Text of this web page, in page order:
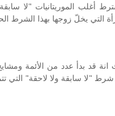
أغلب الموريتانيات "لا
التي يخلّ زوجها بهذا الشرط
انة قد بدأ عدد من الأئمة
"لا سابقة ولا لاحقة" التي